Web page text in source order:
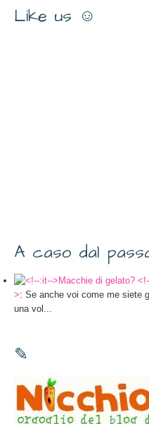
Like us ☺
A caso dal
>: Se anche voi come me siete
una vol...
✎